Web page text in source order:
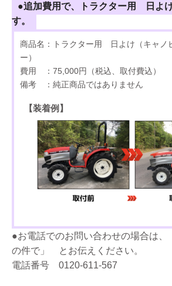
●追加費用で、トラクター用 日よ
す。
商品名：トラクター用 日よけ（キャノ
ー）
費用 ：75,000円（税込、取付費込）
備考 ：純正商品ではありません
【装着例】
●お電話でのお問い合わせの場合は、
の件で」 とお伝えください。
電話番号 0120-611-567